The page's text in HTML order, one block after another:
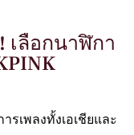
เลือกนาฬิกา
เพลงทั้งเอเชียและ